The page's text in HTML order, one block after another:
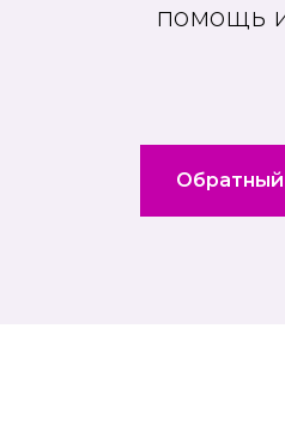
помощь
Обратный